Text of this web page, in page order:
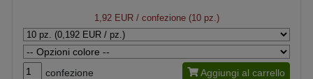
1,92 EUR/ confezione (10 pz.)
confezione Aggiungi al carrello